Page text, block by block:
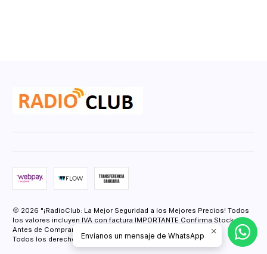
2026 "¡RadioClub: La Mejor Seguridad a los Mejores Precios! Todos
los valores incluyen IVA con factura IMPORTANTE Confirma Stock
Antes de Comprar.".
Todos los derechos reservados. Desarrollado por Jumpseller
Envíanos un mensaje de WhatsApp